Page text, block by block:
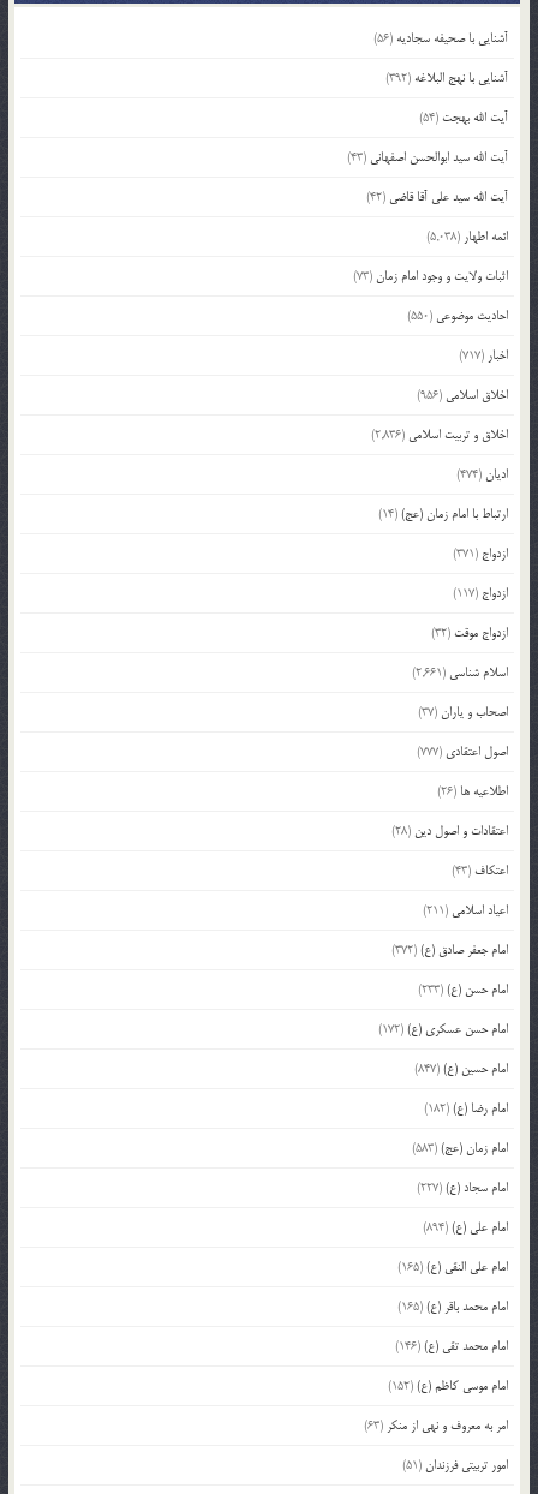
آشنایی با صحیفه سجادیه (56)
آشنایی با نهج البلاغه (392)
آیت الله بهجت (54)
آیت الله سید ابوالحسن اصفهانی (43)
آیت الله سید علی آقا قاضی (42)
ائمه اطهار (5,038)
اثبات ولایت و وجود امام زمان(73)
احادیث موضوعی (550)
اخبار (717)
اخلاق اسلامی (956)
اخلاق و تربیت اسلامی (2,836)
ادیان(474)
ارتباط با امام زمان (عج)(14)
ازدواج (371)
ازدواج (117)
ازدواج موقت (32)
اسلام شناسی (2,661)
اصحاب و یاران(37)
اصول اعتقادی (777)
اطلاعیه ها (26)
اعتقادات و اصول دین (28)
اعتکاف (43)
اعیاد اسلامی (211)
امام جعفر صادق (ع)(372)
امام حسن (ع)(233)
امام حسن عسکری (ع)(172)
امام حسین (ع)(847)
امام رضا (ع)(182)
امام زمان (عج)(583)
امام سجاد (ع)(227)
امام علی (ع)(894)
امام علی النقی (ع)(165)
امام محمد باقر (ع)(165)
امام محمد تقی (ع)(146)
امام موسی کاظم (ع)(152)
امر به معروف و نهی از منکر (63)
امور تربیتی فرزندان(51)